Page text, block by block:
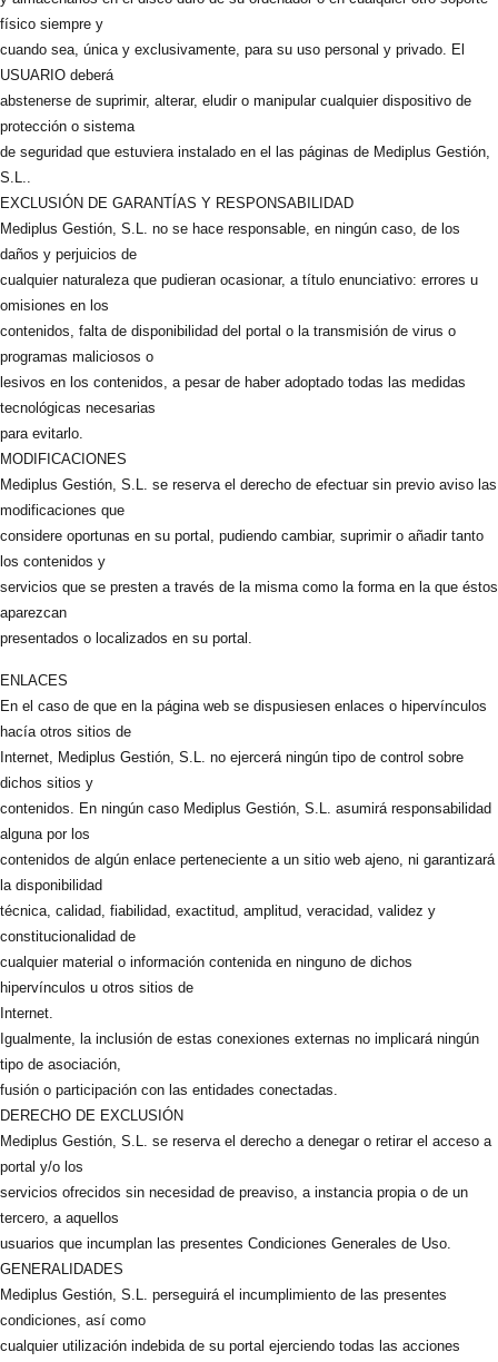
físico siempre y
cuando sea, única y exclusivamente, para su uso personal y privado. El
USUARIO deberá
abstenerse de suprimir, alterar, eludir o manipular cualquier dispositivo de
protección o sistema
de seguridad que estuviera instalado en el las páginas de Mediplus Gestión,
S.L..
EXCLUSIÓN DE GARANTÍAS Y RESPONSABILIDAD
Mediplus Gestión, S.L. no se hace responsable, en ningún caso, de los
daños y perjuicios de
cualquier naturaleza que pudieran ocasionar, a título enunciativo: errores u
omisiones en los
contenidos, falta de disponibilidad del portal o la transmisión de virus o
programas maliciosos o
lesivos en los contenidos, a pesar de haber adoptado todas las medidas
tecnológicas necesarias
para evitarlo.
MODIFICACIONES
Mediplus Gestión, S.L. se reserva el derecho de efectuar sin previo aviso las
modificaciones que
considere oportunas en su portal, pudiendo cambiar, suprimir o añadir tanto
los contenidos y
servicios que se presten a través de la misma como la forma en la que éstos
aparezcan
presentados o localizados en su portal.
ENLACES
En el caso de que en la página web se dispusiesen enlaces o hipervínculos
hacía otros sitios de
Internet, Mediplus Gestión, S.L. no ejercerá ningún tipo de control sobre
dichos sitios y
contenidos. En ningún caso Mediplus Gestión, S.L. asumirá responsabilidad
alguna por los
contenidos de algún enlace perteneciente a un sitio web ajeno, ni garantizará
la disponibilidad
técnica, calidad, fiabilidad, exactitud, amplitud, veracidad, validez y
constitucionalidad de
cualquier material o información contenida en ninguno de dichos
hipervínculos u otros sitios de
Internet.
Igualmente, la inclusión de estas conexiones externas no implicará ningún
tipo de asociación,
fusión o participación con las entidades conectadas.
DERECHO DE EXCLUSIÓN
Mediplus Gestión, S.L. se reserva el derecho a denegar o retirar el acceso a
portal y/o los
servicios ofrecidos sin necesidad de preaviso, a instancia propia o de un
tercero, a aquellos
usuarios que incumplan las presentes Condiciones Generales de Uso.
GENERALIDADES
Mediplus Gestión, S.L. perseguirá el incumplimiento de las presentes
condiciones, así como
cualquier utilización indebida de su portal ejerciendo todas las acciones